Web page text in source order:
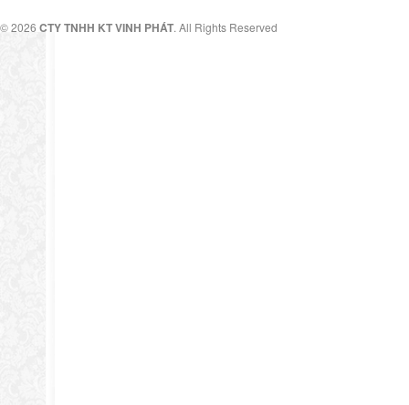
© 2026 CTY TNHH KT VINH PHÁT. All Rights Reserved